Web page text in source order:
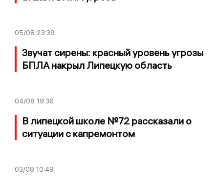
05/08 23:39
Звучат сирены: красный уровень угрозы
БПЛА накрыл Липецкую область
04/08 19:36
В липецкой школе №72 рассказали о
ситуации с капремонтом
03/08 10:49